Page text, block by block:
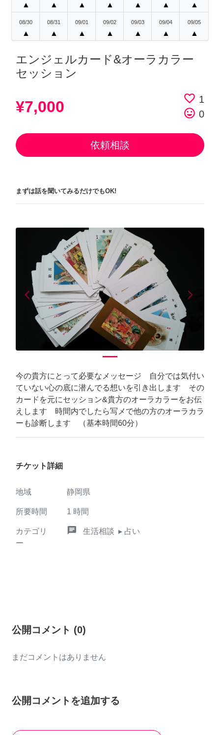
▲ ▲ ▲ ▲ ▲ ▲ ▲
08/30
▲
08/31
▲
09/01
▲
09/02
▲
09/03
▲
09/04
▲
09/05
▲
エンジェルカード&オーラカラー
セッション
¥7,000 favorite_border 1
tag_faces 0
依頼相談
まずは話を聞いてみるだけでもOK!
arrow_back_iosPrevious arrow_forward_iosNext
今の貴方にとって必要なメッセージ 自分では気付い
ていない心の底に潜んでる想いを引き出します その
カードを元にセッション&貴方のオーラカラーをお伝
えします 時間内でしたら写メで他の方のオーラカラ
ーも診断します （基本時間60分）
チケット詳細
地域 静岡県
所要時間 1 時間
カテゴリ
ー
chat 生活相談 ▸ 占い
公開コメント (0)
まだコメントはありません
公開コメントを追加する